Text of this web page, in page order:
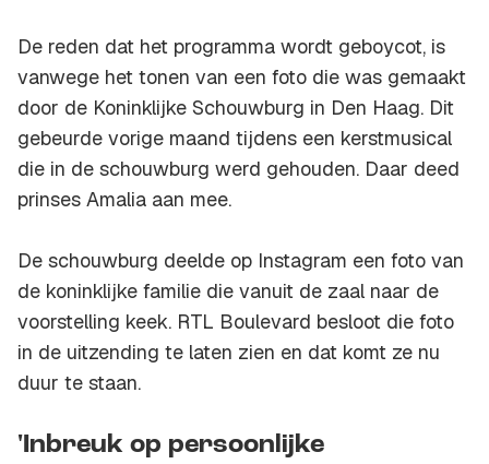
De reden dat het programma wordt geboycot, is
vanwege het tonen van een foto die was gemaakt
door de Koninklijke Schouwburg in Den Haag. Dit
gebeurde vorige maand tijdens een kerstmusical
die in de schouwburg werd gehouden. Daar deed
prinses Amalia aan mee.
De schouwburg deelde op Instagram een foto van
de koninklijke familie die vanuit de zaal naar de
voorstelling keek. RTL Boulevard besloot die foto
in de uitzending te laten zien en dat komt ze nu
duur te staan.
'Inbreuk op persoonlijke